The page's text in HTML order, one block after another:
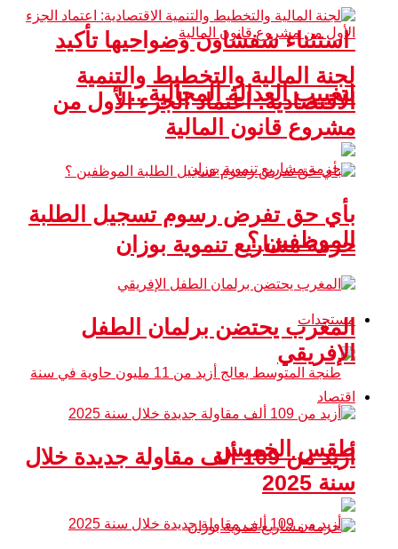
استثناء شفشاون وضواحيها تأكيد
لتغييب العدالة المجالية .. !
حزمة مشاريع تنموية بوزان
مستجدات
طقس الخميس
لجنة المالية والتخطيط والتنمية
الاقتصادية: اعتماد الجزء الأول من
مشروع قانون المالية
بأي حق تفرض رسوم تسجيل الطلبة
الموظفين ؟
المغرب يحتضن برلمان الطفل
الإفريقي
اقتصاد
أزيد من 109 ألف مقاولة جديدة خلال
سنة 2025